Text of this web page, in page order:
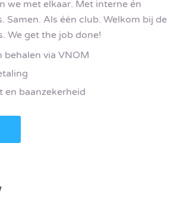
we met elkaar. Met interne én
Samen. Als één club. Welkom bij de
We get the job done!
behalen via VNOM
en baanzekerheid